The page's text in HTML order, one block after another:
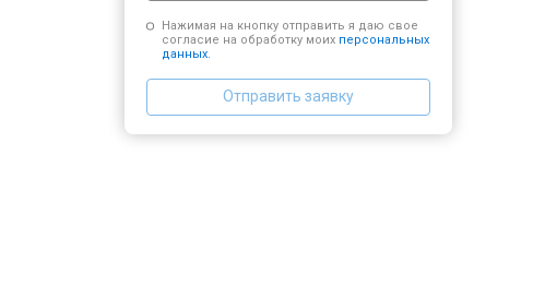
Нажимая на кнопку отправить я даю свое
согласие на обработку моих персональных
данных.
Отправить заявку